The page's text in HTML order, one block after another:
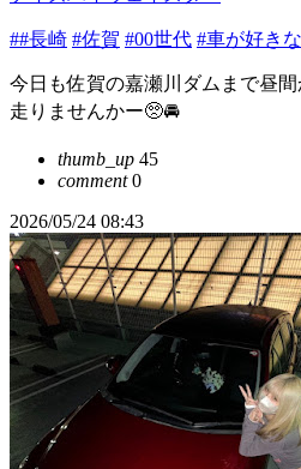
##長崎 #佐賀 #00世代 #車が好き
今日も佐賀の嘉瀬川ダムまで昼
走りませんかー🥺🚘
thumb_up 45
comment0
2026/05/24 08:43